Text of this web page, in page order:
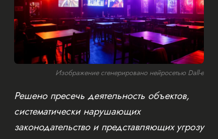
Изображение сгенерировано нейросетью Dall-e
Решено пресечь деятельность объектов,
систематически нарушающих
законодательство и представляющих угрозу